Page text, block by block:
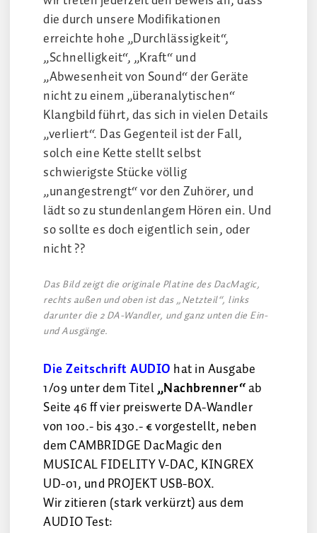
die durch unsere Modifikationen
erreichte hohe „Durchlässigkeit“,
„Schnelligkeit“, „Kraft“ und
„Abwesenheit von Sound“ der Geräte
nicht zu einem „überanalytischen“
Klangbild führt, das sich in vielen Details
„verliert“. Das Gegenteil ist der Fall,
solch eine Kette stellt selbst
schwierigste Stücke völlig
„unangestrengt“ vor den Zuhörer, und
lädt so zu stundenlangem Hören ein. Und
so sollte es doch eigentlich sein, oder
nicht ??
Das Bild zeigt die originale Platine des DacMagic,
rechts außen und oben ist das „Netzteil“, links
darunter die 2 DA-Wandler, und ganz unten die Ein-
und Ausgänge.
Die Zeitschrift AUDIO hat in Ausgabe
1/09 unter dem Titel„Nachbrenner“ab
Seite 46 ff vier preiswerte DA-Wandler
von 100.- bis 430.- € vorgestellt, neben
dem CAMBRIDGE DacMagic den
MUSICAL FIDELITY V-DAC, KINGREX
UD-01, und PROJEKT USB-BOX.
Wir zitieren (stark verkürzt) aus dem
AUDIO Test: